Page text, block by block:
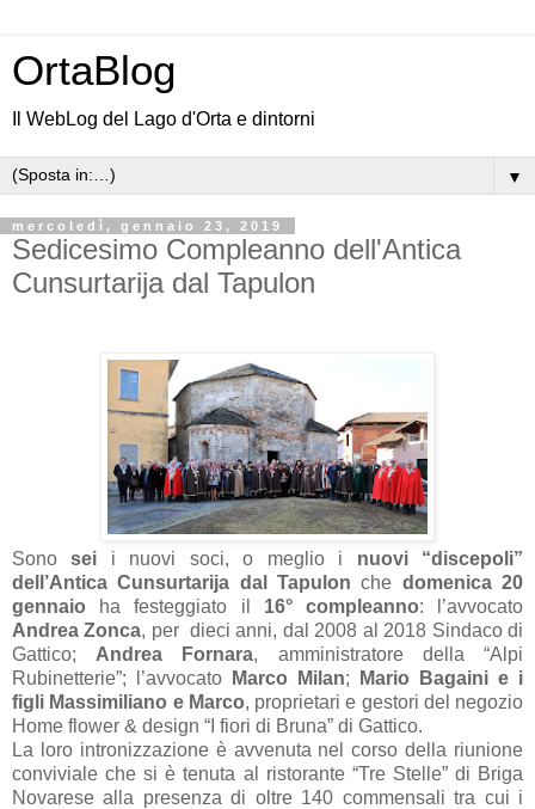
OrtaBlog
Il WebLog del Lago d'Orta e dintorni
▼
mercoledì, gennaio 23, 2019
Sedicesimo Compleanno dell'Antica
Cunsurtarija dal Tapulon
Sonosei i nuovi soci, o meglio i nuovi “discepoli”
dell’Antica Cunsurtarija dal Tapulonche domenica 20
gennaio
ha festeggiato il 16° compleanno: l’avvocato
Andrea Zonca, per dieci anni, dal 2008 al 2018 Sindaco di
Gattico; Andrea Fornara, amministratore della “Alpi
Rubinetterie”; l’avvocato
Marco Milan;
Mario Bagaini e i
figli Massimiliano e Marco, proprietari e gestori del negozio
Home flower & design “I fiori di Bruna” di Gattico.
La loro intronizzazione è avvenuta nel corso della riunione
conviviale che si è tenuta al ristorante “Tre Stelle” di Briga
Novarese alla presenza di oltre 140 commensali tra cui i